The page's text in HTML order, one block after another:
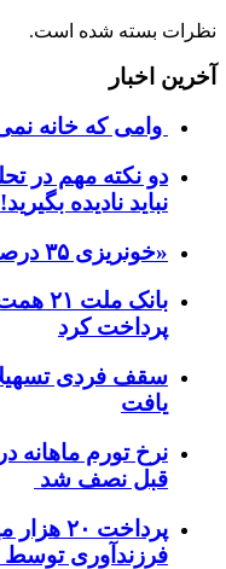
نظرات بسته شده است.
آخرین اخبار
وامی که خانه
نباید نادیده بگیرید!
«خونریزی ۳۵ درصدی ارز از شاهرگ اقتصاد
بانک
پرداخت کرد
سقف فردی
یافت
قبل نصف شد
پرداخت
فرزند‌آوری توسط